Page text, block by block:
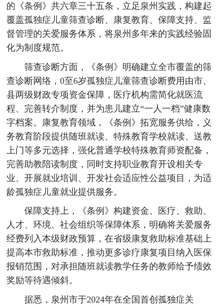
的《条例》共六章三十五条，立足泉州实践，构建起
覆盖孤独症儿童筛查诊断、康复教育、保障支持、监
督管理的关爱服务体系，将泉州多年来的实践经验固
化为制度规范。
筛查诊断方面，《条例》明确建立全市覆盖的筛
查诊断网络，0至6岁孤独症儿童筛查诊断费用由市、
县两级财政专项资金保障，医疗机构需简化就医流
程、完善转介制度，并为患儿建立“一人一档”健康数
字档案。康复教育领域，《条例》拓宽服务供给，义
务教育阶段提供随班就读、特殊教育学校就读、送教
上门等多元选择，强化普通学校特殊教育师资配备，
完善助教陪读制度，同时支持职业教育开设相关专
业、开展就业培训、开发社会适应性公益项目，为适
龄孤独症儿童就业提供服务。
保障支持上，《条例》构建资金、医疗、救助、
人才、环境、社会组织等保障体系，明确将关爱服务
经费列入本级财政预算，在省级康复救助标准基础上
提高本市救助标准，推动更多诊疗康复项目纳入医保
报销范围，对承担随班就读教学任务的教师给予绩效
奖励等待遇倾斜。
据悉，泉州市于2024年在全国首创孤独症关